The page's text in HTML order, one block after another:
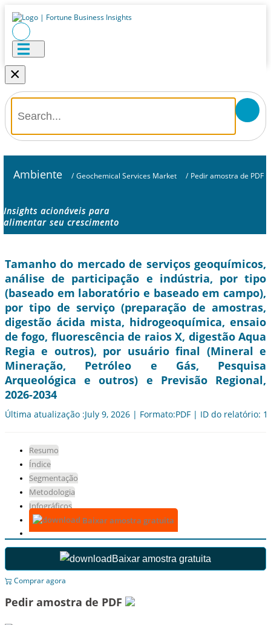
×
Ambiente / Geochemical Services Market / Pedir amostra de PDF
Insights acionáveis ​​para
alimentar seu crescimento
Tamanho do mercado de serviços geoquímicos,
análise de participação e indústria, por tipo
(baseado em laboratório e baseado em campo),
por tipo de serviço (preparação de amostras,
digestão ácida mista, hidrogeoquímica, ensaio
de fogo, fluorescência de raios X, digestão Aqua
Regia e outros), por usuário final (Mineral e
Mineração, Petróleo e Gás, Pesquisa
Arqueológica e outros) e Previsão Regional,
2026-2034
Última atualização :July 9, 2026 | Formato:PDF | ID do relatório:
Resumo
Índice
Segmentação
Metodologia
Infográficos
Baixar amostra gratuita
Baixar amostra gratuita
Comprar agora
Pedir amostra de PDF